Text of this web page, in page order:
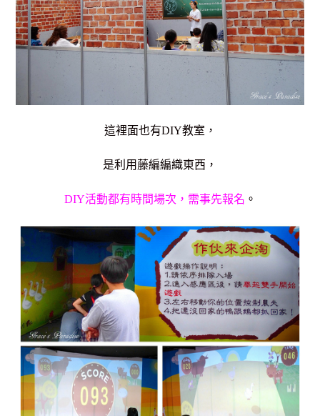
這裡面也有DIY教室，
是利用藤編編織東西，
DIY活動都有時間場次，需事先報名 。